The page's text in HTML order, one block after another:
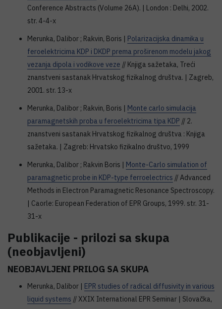
Conference Abstracts (Volume 26A). | London : Delhi, 2002.
str. 4-4-x
Merunka, Dalibor ; Rakvin, Boris | Polarizacijska dinamika u
feroelektricima KDP i DKDP prema proširenom modelu jakog
vezanja dipola i vodikove veze // Knjiga sažetaka, Treći
znanstveni sastanak Hrvatskog fizikalnog društva. | Zagreb,
2001. str. 13-x
Merunka, Dalibor ; Rakvin, Boris | Monte carlo simulacija
paramagnetskih proba u feroelektricima tipa KDP // 2.
znanstveni sastanak Hrvatskog fizikalnog društva : Knjiga
sažetaka. | Zagreb: Hrvatsko fizikalno društvo, 1999
Merunka, Dalibor ; Rakvin Boris | Monte-Carlo simulation of
paramagnetic probe in KDP-type ferroelectrics // Advanced
Methods in Electron Paramagnetic Resonance Spectroscopy.
| Caorle: European Federation of EPR Groups, 1999. str. 31-
31-x
Publikacije - prilozi sa skupa
(neobjavljeni)
NEOBJAVLJENI PRILOG SA SKUPA
Merunka, Dalibor | EPR studies of radical diffusivity in various
liquid systems // XXIX International EPR Seminar | Slovačka,